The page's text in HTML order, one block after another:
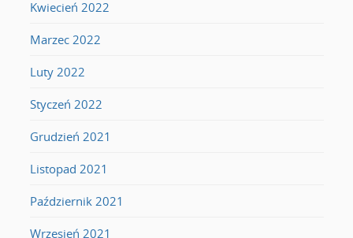
Kwiecień 2022
Marzec 2022
Luty 2022
Styczeń 2022
Grudzień 2021
Listopad 2021
Październik 2021
Wrzesień 2021